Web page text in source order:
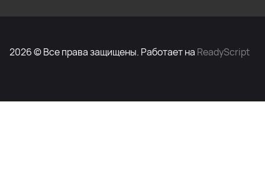
2026 © Все права защищены. Работает на ReadyScript